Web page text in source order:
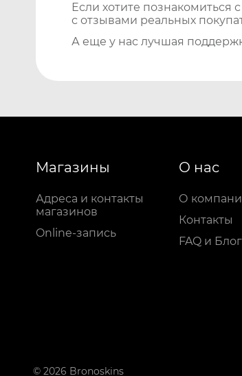
Если хотите
с отзывами реальных
А еще у нас лучшая
Магазины
Адреса и контакты
магазинов
Online-запись
О нас
О
Контакты
FAQ и Блог
© 2026 Bronoskins